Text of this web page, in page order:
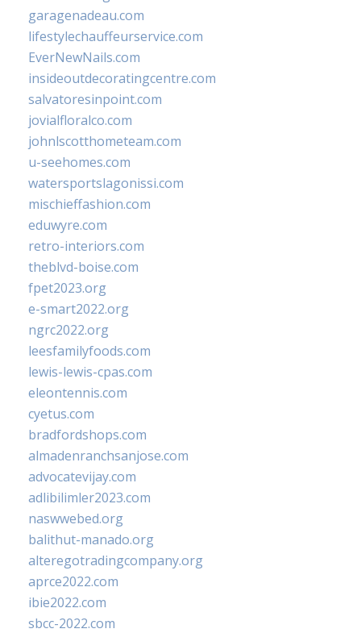
garagenadeau.com
lifestylechauffeurservice.com
EverNewNails.com
insideoutdecoratingcentre.com
salvatoresinpoint.com
jovialfloralco.com
johnlscotthometeam.com
u-seehomes.com
watersportslagonissi.com
mischieffashion.com
eduwyre.com
retro-interiors.com
theblvd-boise.com
fpet2023.org
e-smart2022.org
ngrc2022.org
leesfamilyfoods.com
lewis-lewis-cpas.com
eleontennis.com
cyetus.com
bradfordshops.com
almadenranchsanjose.com
advocatevijay.com
adlibilimler2023.com
naswwebed.org
balithut-manado.org
alteregotradingcompany.org
aprce2022.com
ibie2022.com
sbcc-2022.com